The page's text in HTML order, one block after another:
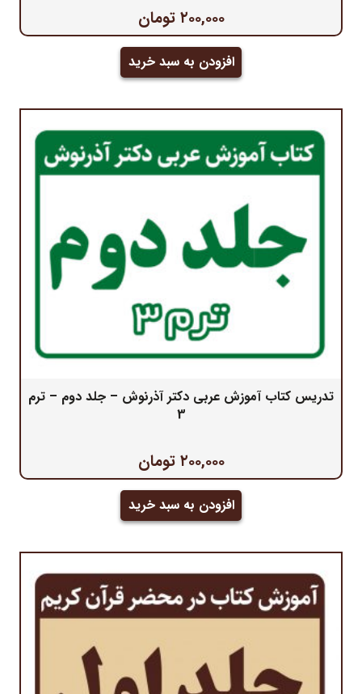
۲۰۰,۰۰۰ تومان
افزودن به سبد خرید
تدریس کتاب آموزش عربی دکتر آذرنوش – جلد دوم – ترم
3
۲۰۰,۰۰۰ تومان
افزودن به سبد خرید